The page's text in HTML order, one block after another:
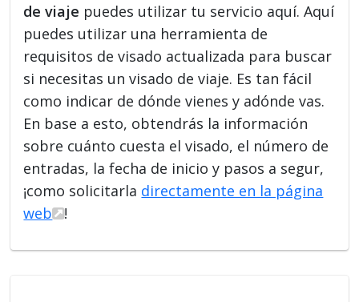
de viaje puedes utilizar tu servicio aquí. Aquí
puedes utilizar una herramienta de
requisitos de visado actualizada para buscar
si necesitas un visado de viaje. Es tan fácil
como indicar de dónde vienes y adónde vas.
En base a esto, obtendrás la información
sobre cuánto cuesta el visado, el número de
entradas, la fecha de inicio y pasos a segur,
¡como solicitarla directamente en la página
web
!